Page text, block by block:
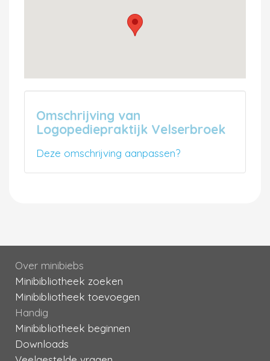
Omschrijving van
Logopediepraktijk Velserbroek
Deze omschrijving aanpassen?
Over minibiebs
Minibibliotheek zoeken
Minibibliotheek toevoegen
Handig
Minibibliotheek beginnen
Downloads